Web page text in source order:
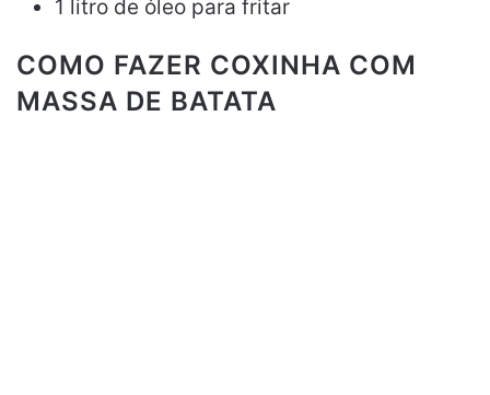
1 litro de óleo para fritar
COMO FAZER COXINHA COM
MASSA DE BATATA